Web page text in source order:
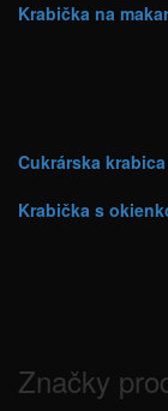
Krabička na
Cukrárska
Krabička s
Značky